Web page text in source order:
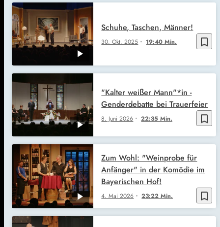
bookmark_border
30. Okt. 2025 19:40 Min.
Schuhe, Taschen, Männer!
bookmark_border
8. Juni 2026 22:35 Min.
"Kalter weißer Mann"*in -
Genderdebatte bei Trauerfeier
bookmark_border
4. Mai 2026 23:22 Min.
Zum Wohl: "Weinprobe für
Anfänger" in der Komödie im
Bayerischen Hof!